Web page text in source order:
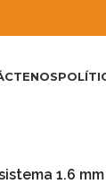
1.6 mm